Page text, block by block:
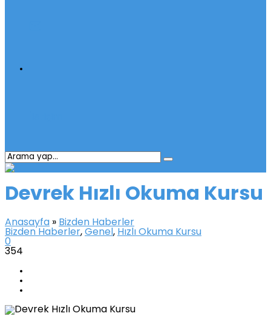
Devrek Hızlı Okuma Kursu
Anasayfa » Bizden Haberler
Bizden Haberler, Genel , Hızlı Okuma Kursu
0
354